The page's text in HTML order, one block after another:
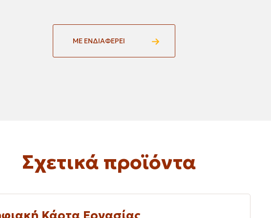
ΜΕ ΕΝΔΙΑΦΕΡΕΙ
Σχετικά προϊόντα